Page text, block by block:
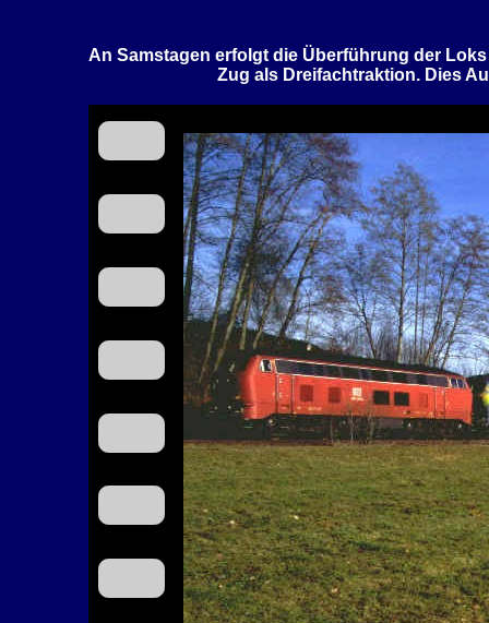
An Samstagen erfolgt die Überführung der
Zug als Dreifachtraktion. Dies